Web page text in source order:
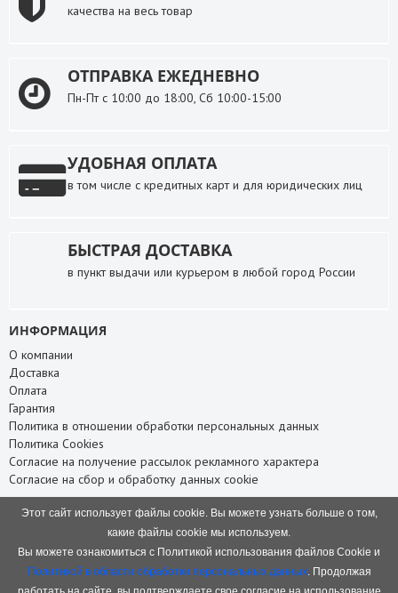
качества на весь товар
ОТПРАВКА ЕЖЕДНЕВНО
Пн-Пт с 10:00 до 18:00, Сб 10:00-15:00
УДОБНАЯ ОПЛАТА
в том числе с кредитных карт и для юридических лиц
БЫСТРАЯ ДОСТАВКА
в пункт выдачи или курьером в любой город России
ИНФОРМАЦИЯ
О компании
Доставка
Оплата
Гарантия
Политика в отношении обработки персональных данных
Политика Cookies
Согласие на получение рассылок рекламного характера
Согласие на сбор и обработку данных cookie
Карта сайта
НАШИ КОНТАКТЫ
Этот сайт использует файлы cookie. Вы можете узнать больше о том,
какие файлы cookie мы используем.
Вы можете ознакомиться с Политикой использования файлов Cookie и
Политикой в области обработки персональных данных. Продолжая